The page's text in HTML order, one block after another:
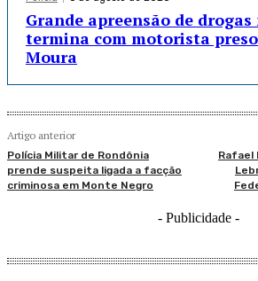
Grande apreensão de drogas
termina com motorista
Moura
Artigo anterior
Polícia Militar de Rondônia
prende suspeita ligada a facção
criminosa em Monte Negro
Rafael
- Publicidade -